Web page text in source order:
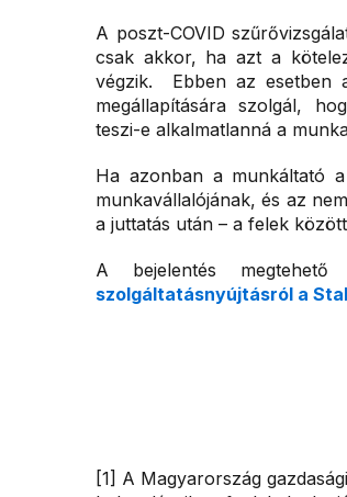
A poszt-COVID
csak akkor, ha azt a
végzik. Ebben az esetben
megállapítására szolgál,
teszi-e alkalmatlanná a
Ha azonban a munkáltató
munkavállalójának, és az
a juttatás után – a felek
A bejelentés
szolgáltatásnyújtásról a
[1] A Magyarország